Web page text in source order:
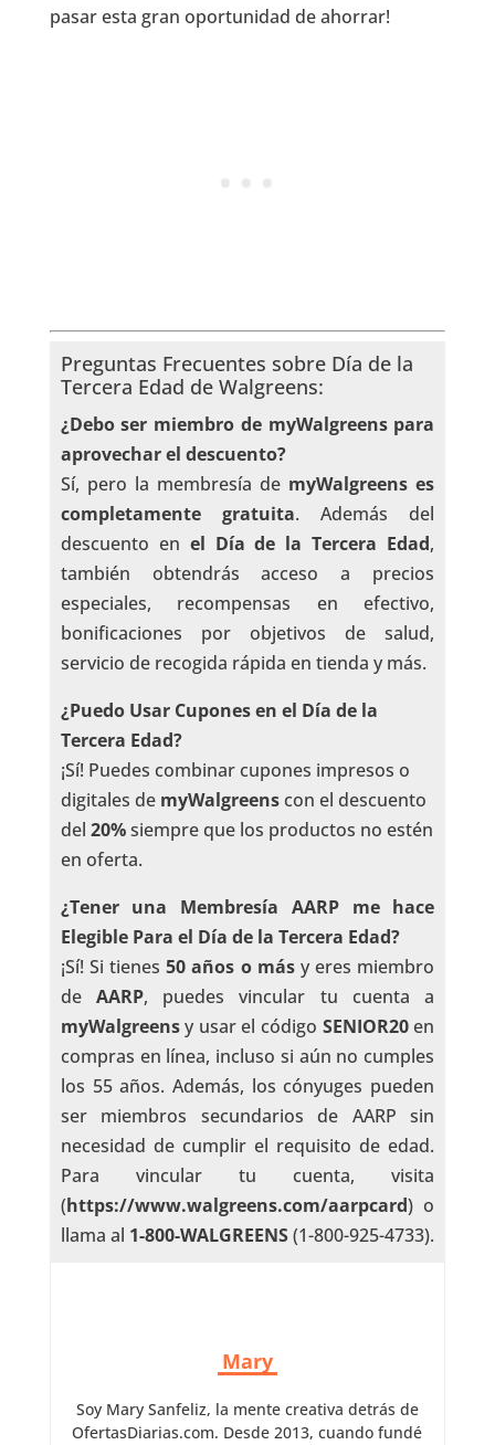
pasar esta gran oportunidad de ahorrar!
Preguntas Frecuentes sobre Día de la
Tercera Edad de Walgreens:
¿Debo ser miembro de myWalgreens para
aprovechar el descuento?
Sí, pero la membresía de myWalgreens es
completamente gratuita. Además del
descuento en el Día de la Tercera Edad,
también obtendrás acceso a precios
especiales, recompensas en efectivo,
bonificaciones por objetivos de salud,
servicio de recogida rápida en tienda y más.
¿Puedo Usar Cupones en el Día de la
Tercera Edad?
¡Sí! Puedes combinar cupones impresos o
digitales de myWalgreenscon el descuento
del 20%siempre que los productos no estén
en oferta.
¿Tener una Membresía AARP me hace
Elegible Para el Día de la Tercera Edad?
¡Sí! Si tienes50 años o másy eres miembro
deAARP, puedes vincular tu cuenta a
myWalgreensy usar el código SENIOR20en
compras en línea, incluso si aún no cumples
los 55 años. Además, los cónyuges pueden
ser miembros secundarios de AARP sin
necesidad de cumplir el requisito de edad.
Para vincular tu cuenta, visita
(https://www.walgreens.com/aarpcard) o
llama al 1-800-WALGREENS(1-800-925-4733).
Mary
Soy Mary Sanfeliz, la mente creativa detrás de
OfertasDiarias.com. Desde 2013, cuando fundé